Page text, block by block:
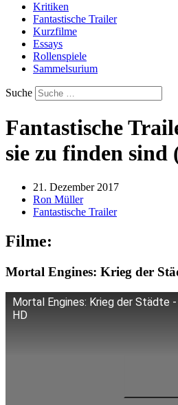
Kritiken
Fantastische Trailer
Kurzfilme
Essays
Rollenspiele
Sammelsurium
Suche
Fantastische
sie zu finden sind
21. Dezember 2017
Ron Müller
Fantastische Trailer
Filme:
Mortal Engines: Krieg der
Mortal Engines: Krieg der Städte
HD